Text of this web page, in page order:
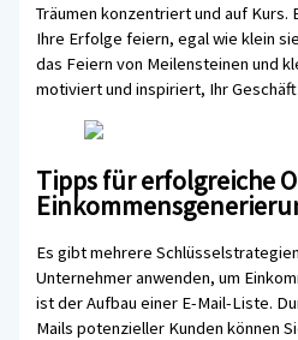
Träumen konzentriert und auf Kurs.
Ihre Erfolge feiern, egal wie klein
das Feiern von Meilensteinen und
motiviert und inspiriert, Ihr
Tipps für erfolgreiche
Es gibt mehrere
Unternehmer anwenden, um
ist der Aufbau einer E-Mail-Liste.
Mails potenzieller Kunden können